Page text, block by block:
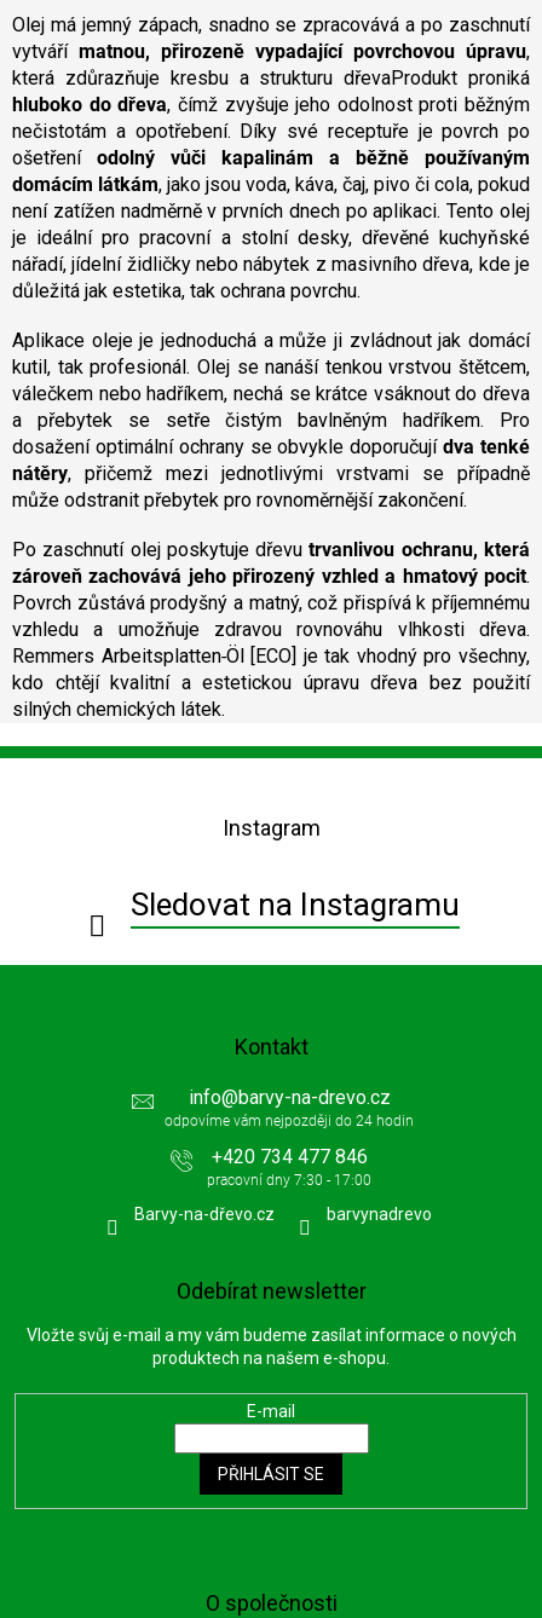
k
y
v
ý
p
i
s
u
Olej má jemný zápach, snadno se zpracovává a po zaschnutí
vytváří matnou, přirozeně vypadající povrchovou úpravu,
která zdůrazňuje kresbu a strukturu dřevaProdukt proniká
hluboko do dřeva, čímž zvyšuje jeho odolnost proti běžným
nečistotám a opotřebení. Díky své receptuře je povrch po
ošetření odolný vůči kapalinám a běžně používaným
domácím látkám, jako jsou voda, káva, čaj, pivo či cola, pokud
není zatížen nadměrně v prvních dnech po aplikaci. Tento olej
je ideální pro pracovní a stolní desky, dřevěné kuchyňské
nářadí, jídelní židličky nebo nábytek z masivního dřeva, kde je
důležitá jak estetika, tak ochrana povrchu.
Aplikace oleje je jednoduchá a může ji zvládnout jak domácí
kutil, tak profesionál. Olej se nanáší tenkou vrstvou štětcem,
válečkem nebo hadříkem, nechá se krátce vsáknout do dřeva
a přebytek se setře čistým bavlněným hadříkem. Pro
dosažení optimální ochrany se obvykle doporučujídva tenké
nátěry, přičemž mezi jednotlivými vrstvami se případně
může odstranit přebytek pro rovnoměrnější zakončení.
Po zaschnutí olej poskytuje dřevutrvanlivou ochranu, která
zároveň zachovává jeho přirozený vzhled a hmatový pocit.
Povrch zůstává prodyšný a matný, což přispívá k příjemnému
vzhledu a umožňuje zdravou rovnováhu vlhkosti dřeva.
Remmers Arbeitsplatten‑Öl [ECO] je tak vhodný pro všechny,
kdo chtějí kvalitní a estetickou úpravu dřeva bez použití
silných chemických látek.
Z
Instagram
Sledovat na Instagramu
O společnosti
Kontakt
info@barvy-na-drevo.cz
+420 734 477 846
Barvy-na-dřevo.cz barvynadrevo
Odebírat newsletter
Vložte svůj e-mail a my vám budeme zasílat informace o nových
produktech na našem e-shopu.
E-mail
PŘIHLÁSIT SE